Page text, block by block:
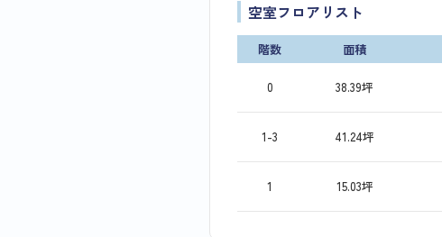
空室フロアリスト
階数 面積
0 38.39坪
1-3 41.24坪
1 15.03坪